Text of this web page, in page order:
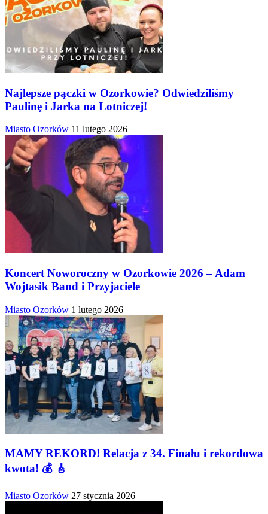
Najlepsze pączki w Ozorkowie? Odwiedziliśmy
Paulinę i Jarka na Lotniczej!
Miasto Ozorków 11 lutego 2026
Koncert Noworoczny w Ozorkowie 2026 – Adam
Wojtasik Band i Przyjaciele
Miasto Ozorków 1 lutego 2026
MAMY REKORD! Relacja z 34. Finału i rekordowa
kwota! 💰 🎸
Miasto Ozorków 27 stycznia 2026